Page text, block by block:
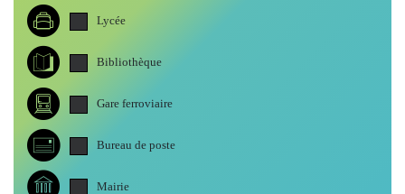
Lycée
Bibliothèque
Gare ferroviaire
Bureau de poste
Mairie